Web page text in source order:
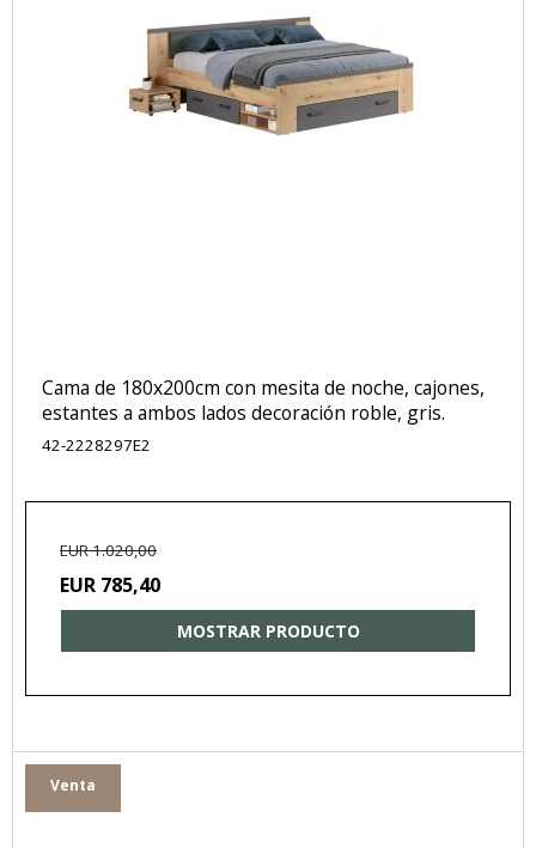
Cama de 180x200cm con mesita de noche, cajones,
estantes a ambos lados decoración roble, gris.
42-2228297E2
EUR 1.020,00
EUR 785,40
MOSTRAR PRODUCTO
Venta